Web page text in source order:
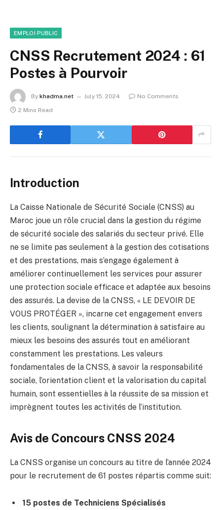
EMPLOI PUBLIC
CNSS Recrutement 2024 : 61
Postes à Pourvoir
By khadma.net July 15, 2024
No Comments
2 Mins Read
Introduction
La Caisse Nationale de Sécurité Sociale (CNSS) au
Maroc joue un rôle crucial dans la gestion du régime
de sécurité sociale des salariés du secteur privé. Elle
ne se limite pas seulement à la gestion des cotisations
et des prestations, mais s’engage également à
améliorer continuellement les services pour assurer
une protection sociale efficace et adaptée aux besoins
des assurés. La devise de la CNSS, « LE DEVOIR DE
VOUS PROTÉGER », incarne cet engagement envers
les clients, soulignant la détermination à satisfaire au
mieux les besoins des assurés tout en améliorant
constamment les prestations. Les valeurs
fondamentales de la CNSS, à savoir la responsabilité
sociale, l’orientation client et la valorisation du capital
humain, sont essentielles à la réussite de sa mission et
imprègnent toutes les activités de l’institution.
Avis de Concours CNSS 2024
La CNSS organise un concours au titre de l’année 2024
pour le recrutement de 61 postes répartis comme suit:
15 postes de Techniciens Spécialisés